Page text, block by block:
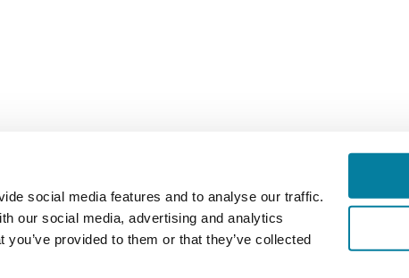
social media features and to analyse our traffic.
our social media, advertising and analytics
provided to them or that they’ve collected
S.p.A. a podporovaným společností European Union NextGerenation EU a: